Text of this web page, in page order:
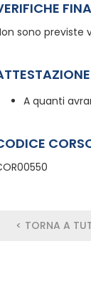
sono previste
A quanti
< TORNA A